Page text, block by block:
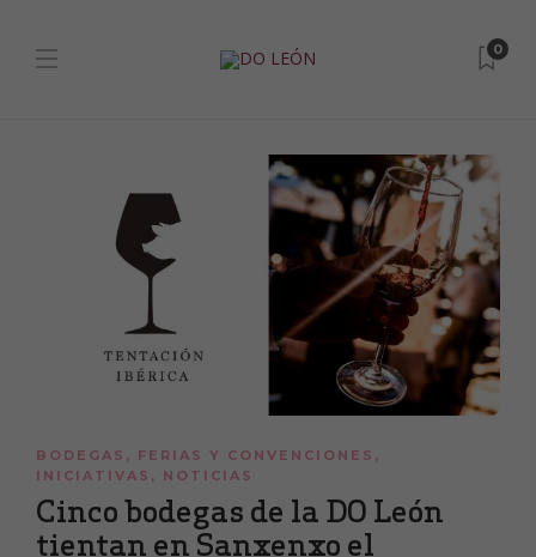
0
BODEGAS , FERIAS Y CONVENCIONES ,
INICIATIVAS , NOTICIAS
Cinco bodegas de la DO León
tientan en Sanxenxo el